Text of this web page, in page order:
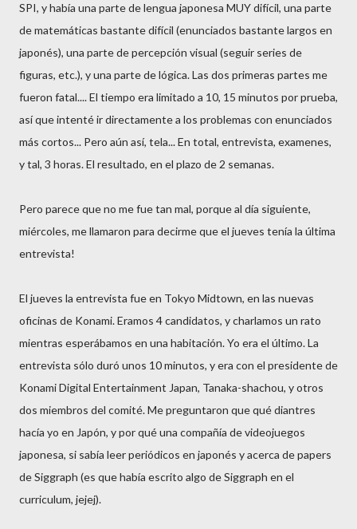
SPI, y había una parte de lengua japonesa MUY difícil, una parte
de matemáticas bastante difícil (enunciados bastante largos en
japonés), una parte de percepción visual (seguir series de
figuras, etc.), y una parte de lógica. Las dos primeras partes me
fueron fatal.... El tiempo era limitado a 10, 15 minutos por prueba,
así que intenté ir directamente a los problemas con enunciados
más cortos... Pero aún así, tela... En total, entrevista, examenes,
y tal, 3 horas. El resultado, en el plazo de 2 semanas.
Pero parece que no me fue tan mal, porque al día siguiente,
miércoles, me llamaron para decirme que el jueves tenía la última
entrevista!
El jueves la entrevista fue en Tokyo Midtown, en las nuevas
oficinas de Konami. Eramos 4 candidatos, y charlamos un rato
mientras esperábamos en una habitación. Yo era el último. La
entrevista sólo duró unos 10 minutos, y era con el presidente de
Konami Digital Entertainment Japan, Tanaka-shachou, y otros
dos miembros del comité. Me preguntaron que qué diantres
hacía yo en Japón, y por qué una compañía de videojuegos
japonesa, si sabía leer periódicos en japonés y acerca de papers
de Siggraph (es que había escrito algo de Siggraph en el
curriculum, jejej).